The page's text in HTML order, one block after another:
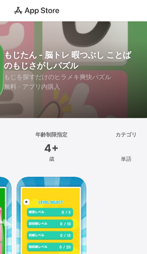
もじたん - 脳トレ 暇つぶし ことば
のもじさがしパズル
もじを探すだけのヒラメキ爽快パズル
無料 · アプリ内購入
年齢制限指定
4+
歳
カテゴリ
単語